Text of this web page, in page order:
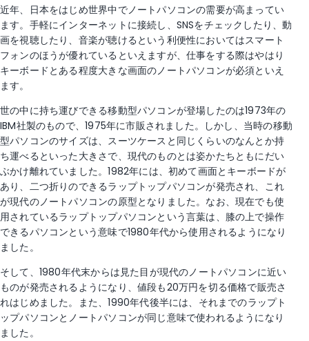
近年、日本をはじめ世界中でノートパソコンの需要が高まってい
ます。手軽にインターネットに接続し、SNSをチェックしたり、動
画を視聴したり、音楽が聴けるという利便性においてはスマート
フォンのほうが優れているといえますが、仕事をする際はやはり
キーボードとある程度大きな画面のノートパソコンが必須といえ
ます。
世の中に持ち運びできる移動型パソコンが登場したのは1973年の
IBM社製のもので、1975年に市販されました。しかし、当時の移動
型パソコンのサイズは、スーツケースと同じくらいのなんとか持
ち運べるといった大きさで、現代のものとは姿かたちともにだい
ぶかけ離れていました。1982年には、初めて画面とキーボードが
あり、二つ折りのできるラップトップパソコンが発売され、これ
が現代のノートパソコンの原型となりました。なお、現在でも使
用されているラップトップパソコンという言葉は、膝の上で操作
できるパソコンという意味で1980年代から使用されるようになり
ました。
そして、1980年代末からは見た目が現代のノートパソコンに近い
ものが発売されるようになり、値段も20万円を切る価格で販売さ
れはじめました。また、1990年代後半には、それまでのラップト
ップパソコンとノートパソコンが同じ意味で使われるようになり
ました。